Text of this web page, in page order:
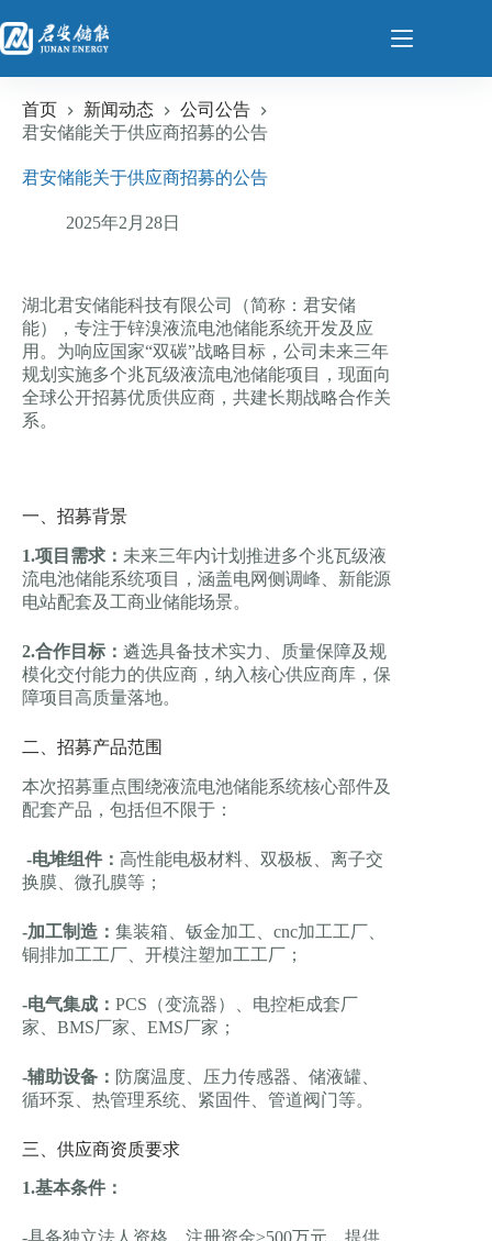
至
内
容
首页
新闻动态
公司公告
君安储能关于供应商招募的公告
君安储能关于供应商招募的公告
2025年2月28日
湖北君安储能科技有限公司（简称：君安储
能），专注于锌溴液流电池储能系统开发及应
用。为响应国家“双碳”战略目标，公司未来三年
规划实施多个兆瓦级液流电池储能项目，现面向
全球公开招募优质供应商，共建长期战略合作关
系。
一、招募背景
1.项目需求： 未来三年内计划推进多个兆瓦级液
流电池储能系统项目，涵盖电网侧调峰、新能源
电站配套及工商业储能场景。
2.合作目标： 遴选具备技术实力、质量保障及规
模化交付能力的供应商，纳入核心供应商库，保
障项目高质量落地。
二、招募产品范围
本次招募重点围绕液流电池储能系统核心部件及
配套产品，包括但不限于：
-电堆组件： 高性能电极材料、双极板、离子交
换膜、微孔膜等；
-加工制造： 集装箱、钣金加工、cnc加工工厂、
铜排加工工厂、开模注塑加工工厂；
-电气集成： PCS（变流器）、电控柜成套厂
家、BMS厂家、EMS厂家；
-辅助设备： 防腐温度、压力传感器、储液罐、
循环泵、热管理系统、紧固件、管道阀门等。
三、供应商资质要求
1.基本条件：